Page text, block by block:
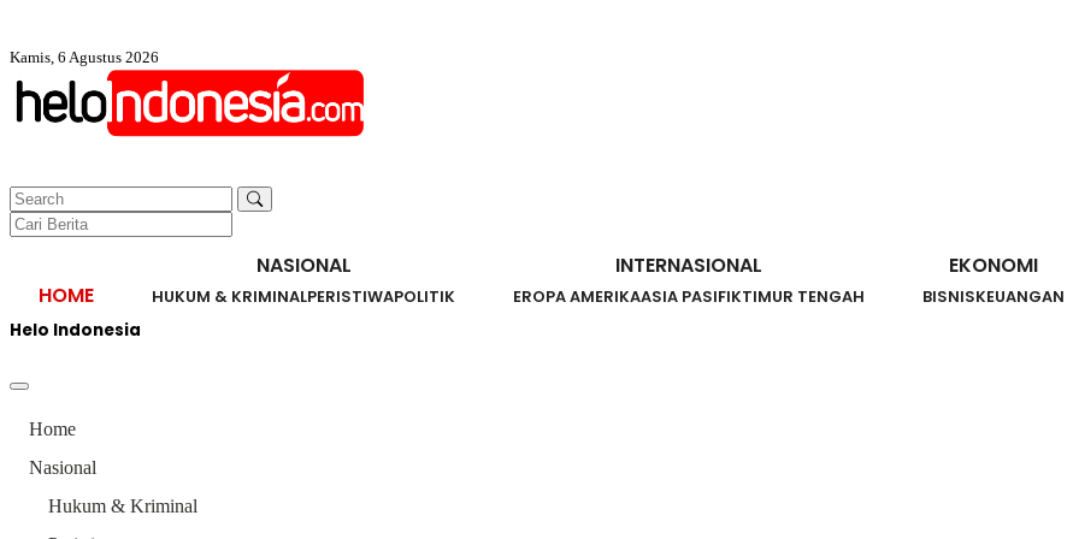
Kamis, 6 Agustus 2026
HOME
NASIONAL
HUKUM & KRIMINALPERISTIWAPOLITIK
INTERNASIONAL
EROPA AMERIKAASIA PASIFIKTIMUR TENGAH
EKONOMI
BISNISKEUANGAN
Helo Indonesia
Home
Nasional
Hukum & Kriminal